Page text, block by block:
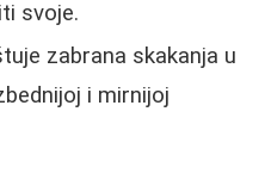
svoje.
zabrana skakanja u
i mirnijoj